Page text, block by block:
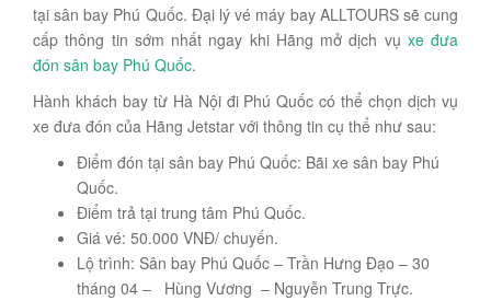
tại sân bay Phú Quốc. Đại lý vé máy bay ALLTOURS sẽ cung
cấp thông tin sớm nhất ngay khi Hãng mở dịch vụ xe đưa
đón sân bay Phú Quốc.
Hành khách bay từ Hà Nội đi Phú Quốc có thể chọn dịch vụ
xe đưa đón của Hãng Jetstar với thông tin cụ thể như sau:
Điểm đón tại sân bay Phú Quốc: Bãi xe sân bay Phú
Quốc.
Điểm trả tại trung tâm Phú Quốc.
Giá vé: 50.000 VNĐ/ chuyến.
Lộ trình: Sân bay Phú Quốc – Trần Hưng Đạo – 30
tháng 04 – Hùng Vương – Nguyễn Trung Trực.